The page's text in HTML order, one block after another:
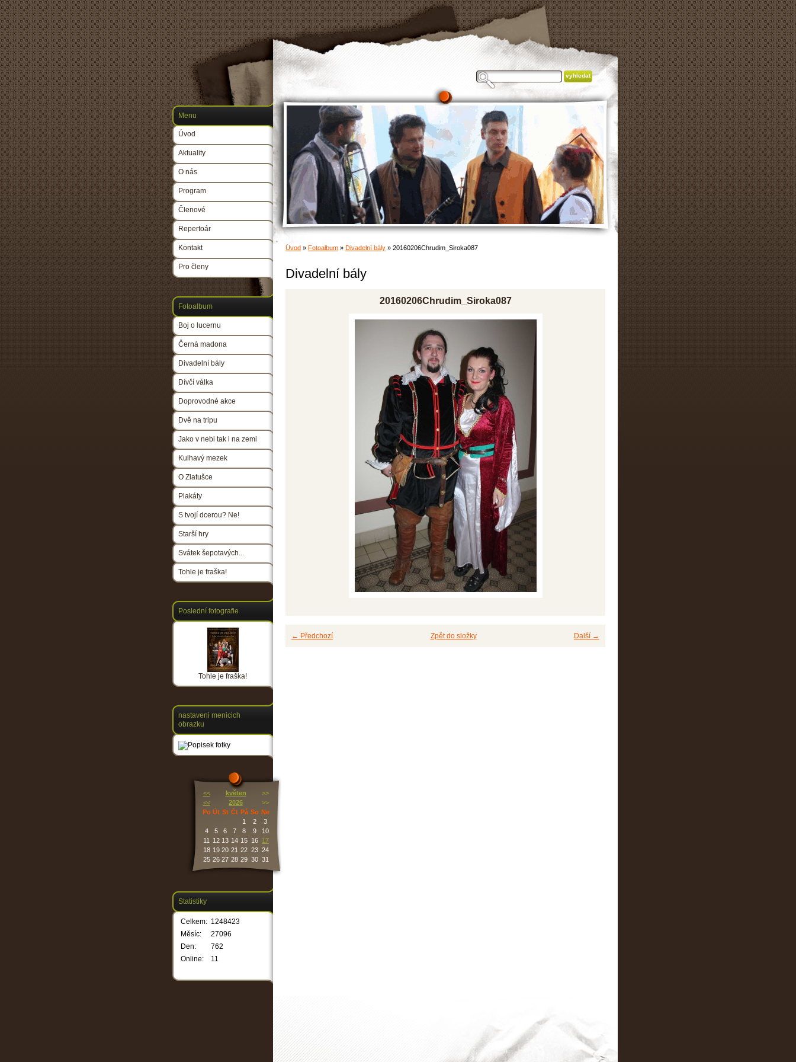
Úvod » Fotoalbum » Divadelní bály » 20160206Chrudim_Siroka087
Divadelní bály
20160206Chrudim_Siroka087
← Předchozí Další →
Zpět do složky
Menu
Úvod
Aktuality
O nás
Program
Členové
Repertoár
Kontakt
Pro členy
Fotoalbum
Boj o lucernu
Černá madona
Divadelní bály
Dívčí válka
Doprovodné akce
Dvě na tripu
Jako v nebi tak i na zemi
Kulhavý mezek
O Zlatušce
Plakáty
S tvojí dcerou? Ne!
Starší hry
Svátek šepotavých...
Tohle je fraška!
Poslední fotografie
Tohle je fraška!
nastaveni menicich
obrazku
<< květen
>>
<<
2026
>>
Po Út St Čt Pá So Ne
1
2
3
4
5 6 7 8 9
10
11
12 13 14 15 16
17
18 19 20 21 22 23 24
25 26 27 28 29 30 31
Statistiky
Online: 11
Celkem: 1248423
Měsíc:
27096
Den:
762